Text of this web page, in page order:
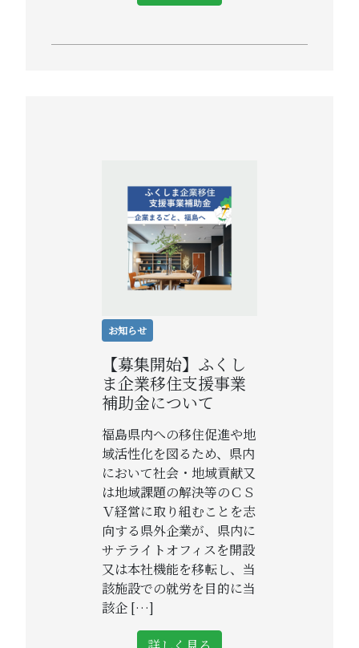
お知らせ
【募集開始】ふくし
ま企業移住支援事業
補助金について
福島県内への移住促進や地
域活性化を図るため、県内
において社会・地域貢献又
は地域課題の解決等のＣＳ
Ｖ経営に取り組むことを志
向する県外企業が、県内に
サテライトオフィスを開設
又は本社機能を移転し、当
該施設での就労を目的に当
該企 […]